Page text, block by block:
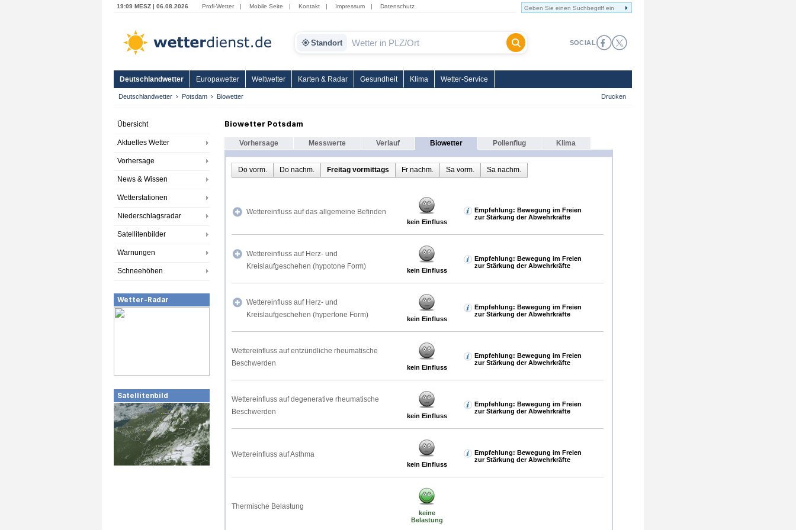
19:09 MESZ | 06.08.2026 Profi-Wetter | Mobile Seite | Kontakt | Impressum | Datenschutz
Standort SOCIAL
Deutschlandwetter Europawetter Weltwetter Karten & Radar Gesundheit Klima Wetter-Service
Deutschlandwetter Potsdam Biowetter Drucken
Übersicht
Aktuelles Wetter
Vorhersage
News & Wissen
Wetterstationen
Niederschlagsradar
Satellitenbilder
Warnungen
Schneehöhen
Wetter-Radar
Satellitenbild
Biowetter Potsdam
Vorhersage Messwerte Verlauf Biowetter Pollenflug Klima
Do vorm. Do nachm. Freitag vormittags Fr nachm. Sa vorm. Sa nachm.
Wettereinfluss auf das allgemeine Befinden
kein Einfluss
Empfehlung: Bewegung im Freien
zur Stärkung der Abwehrkräfte
Wettereinfluss auf Herz- und
Kreislaufgeschehen (hypotone Form)
kein Einfluss
Empfehlung: Bewegung im Freien
zur Stärkung der Abwehrkräfte
Wettereinfluss auf Herz- und
Kreislaufgeschehen (hypertone Form)
kein Einfluss
Empfehlung: Bewegung im Freien
zur Stärkung der Abwehrkräfte
Wettereinfluss auf entzündliche rheumatische
Beschwerden
kein Einfluss
Empfehlung: Bewegung im Freien
zur Stärkung der Abwehrkräfte
Wettereinfluss auf degenerative rheumatische
Beschwerden
kein Einfluss
Empfehlung: Bewegung im Freien
zur Stärkung der Abwehrkräfte
Wettereinfluss auf Asthma
kein Einfluss
Empfehlung: Bewegung im Freien
zur Stärkung der Abwehrkräfte
Thermische Belastung
keine
Belastung